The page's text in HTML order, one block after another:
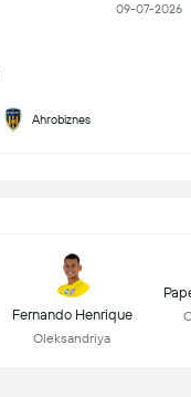
09-07-2026
Ahrobiznes
Fernando Henrique
Oleksandriya